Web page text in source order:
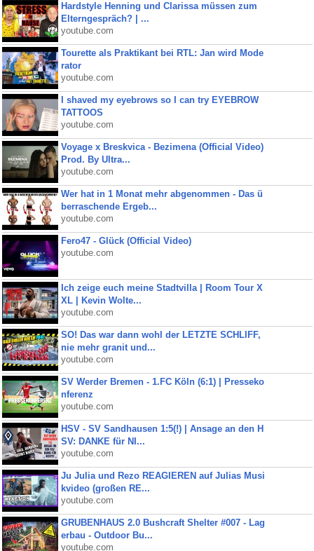
Hardstyle Henning und Clarissa müssen zum
Elterngespräch? | ...
youtube.com
Tourette als Praktikant bei RTL: Jan wird Mode
rator
youtube.com
I shaved my eyebrows so I can try EYEBROW
TATTOOS
youtube.com
Voyage x Breskvica - Bezimena (Official Video)
Prod. By Ultra...
youtube.com
Wer hat in 1 Monat mehr abgenommen - Das ü
berraschende Ergeb...
youtube.com
Fero47 - Glück (Official Video)
youtube.com
Ich zeige euch meine Stadtvilla | Room Tour X
XL | Kevin Wolte...
youtube.com
SO! Das war dann wohl der LETZTE SCHLIFF,
nie mehr granit und...
youtube.com
SV Werder Bremen - 1.FC Köln (6:1) | Presseko
nferenz
youtube.com
HSV - SV Sandhausen 1:5(!) | Ansage an den H
SV: DANKE für NI...
youtube.com
Ju Julia und Rezo REAGIEREN auf Julias Musi
kvideo (großen RE...
youtube.com
GRUBENHAUS 2.0 Bushcraft Shelter #007 - Lag
erbau - Outdoor Bu...
youtube.com